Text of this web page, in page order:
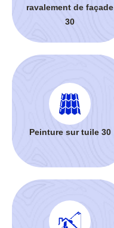
ravalement de façade
30
Peinture sur tuile 30